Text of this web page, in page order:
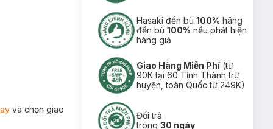
và chọn giao
Hasaki đền bù100% hãng
đền bù100% nếu phát hiện
hàng giả
Giao Hàng Miễn Phí (từ
90K tại 60 Tỉnh Thành trừ
huyện, toàn Quốc từ 249K)
Đổi trả
trong30 ngày